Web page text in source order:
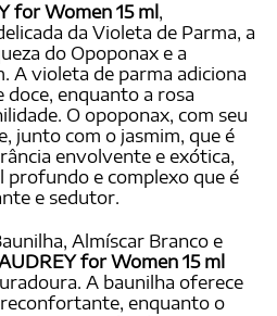
for Women 15 ml ,
da Violeta de Parma, a
do Opoponax e a
A violeta de parma adiciona
enquanto a rosa
O opoponax, com seu
junto com o jasmim, que é
envolvente e exótica,
profundo e complexo que é
e sedutor.
Almíscar Branco e
for Women 15 ml
A baunilha oferece
enquanto o